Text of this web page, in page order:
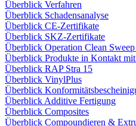
Überblick Verfahren
Überblick Schadensanalyse
Überblick CE-Zertifikate
Überblick SKZ-Zertifikate
Überblick Operation Clean
Überblick Produkte in Kontakt
Überblick RAP Stra 15
Überblick VinylPlus
Überblick
Überblick Additive Fertigung
Überblick Composites
Überblick Compoundieren &